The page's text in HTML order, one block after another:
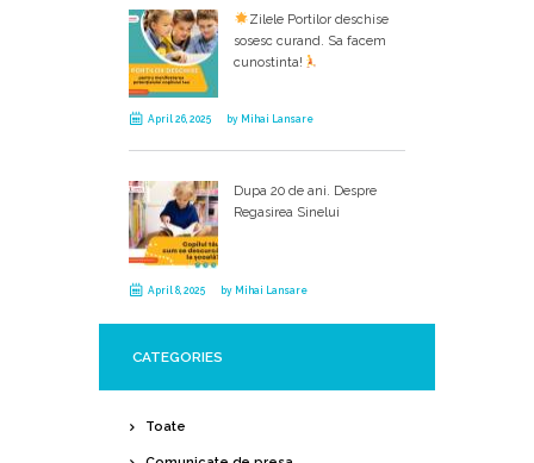
Zilele Portilor deschise
sosesc curand. Sa facem
cunostinta!
April 26, 2025 by Mihai Lansare
Dupa 20 de ani. Despre
Regasirea Sinelui
April 8, 2025 by Mihai Lansare
CATEGORIES
Toate